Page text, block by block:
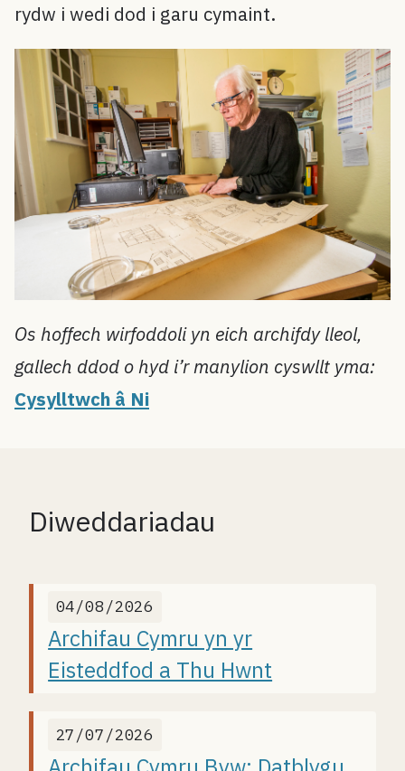
rydw i wedi dod i garu cymaint.
Os hoffech wirfoddoli yn eich archifdy lleol,
gallech ddod o hyd i’r manylion cyswllt yma:
Cysylltwch â Ni
Diweddariadau
04/08/2026
Archifau Cymru yn yr
Eisteddfod a Thu Hwnt
27/07/2026